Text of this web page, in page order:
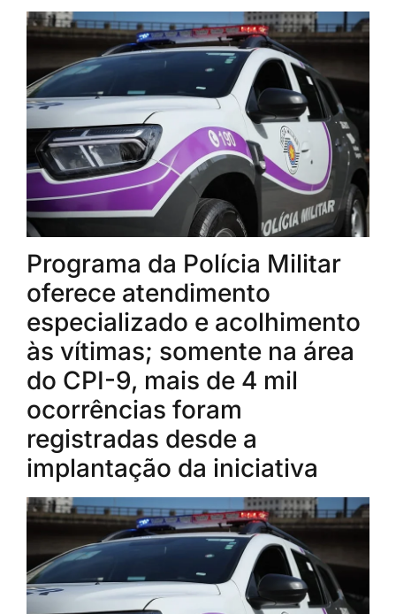
Programa da Polícia Militar
oferece atendimento
especializado e acolhimento
às vítimas; somente na área
do CPI-9, mais de 4 mil
ocorrências foram
registradas desde a
implantação da iniciativa